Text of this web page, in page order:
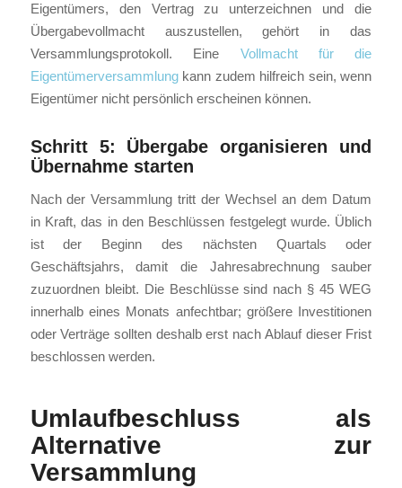
Eigentümers, den Vertrag zu unterzeichnen und die
Übergabevollmacht auszustellen, gehört in das
Versammlungsprotokoll. Eine Vollmacht für die
Eigentümerversammlungkann zudem hilfreich sein, wenn
Eigentümer nicht persönlich erscheinen können.
Schritt 5: Übergabe organisieren und
Übernahme starten
Nach der Versammlung tritt der Wechsel an dem Datum
in Kraft, das in den Beschlüssen festgelegt wurde. Üblich
ist der Beginn des nächsten Quartals oder
Geschäftsjahrs, damit die Jahresabrechnung sauber
zuzuordnen bleibt. Die Beschlüsse sind nach § 45 WEG
innerhalb eines Monats anfechtbar; größere Investitionen
oder Verträge sollten deshalb erst nach Ablauf dieser Frist
beschlossen werden.
Umlaufbeschluss als
Alternative zur
Versammlung